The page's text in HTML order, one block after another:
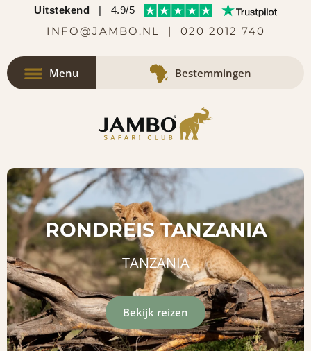
Uitstekend | 4.9/5
INFO@JAMBO.NL | 020 2012 740
Menu Bestemmingen
RONDREIS TANZANIA
TANZANIA
Bekijk reizen